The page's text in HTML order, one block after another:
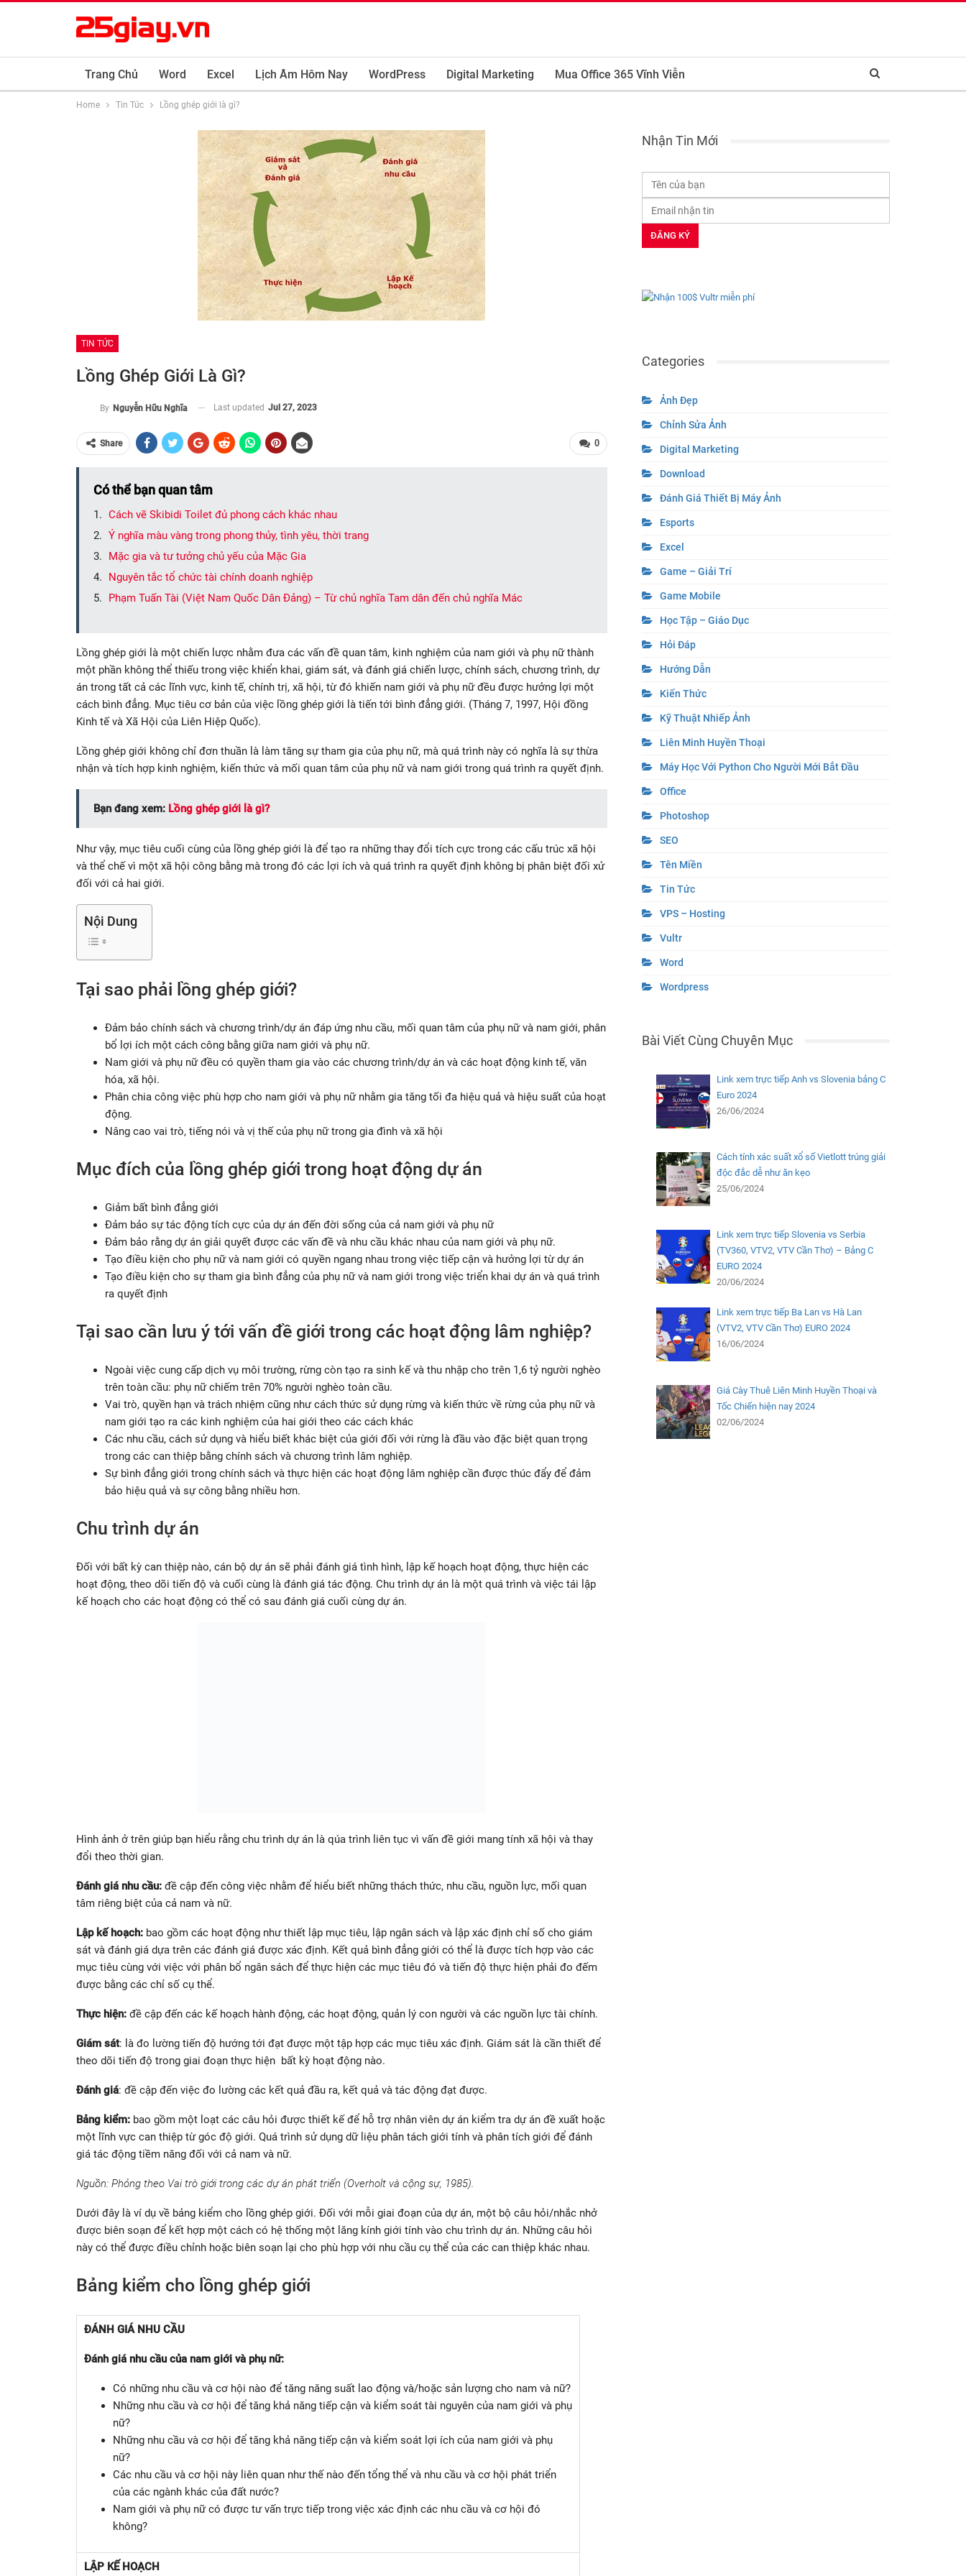
Trang Chủ Word Excel Lịch Âm Hôm Nay WordPress Digital Marketing Mua Office 365 Vĩnh Viễn
Home Tin Tức Lồng ghép giới là gì?
TIN TỨC
Lồng Ghép Giới Là Gì?
By Nguyễn Hữu Nghĩa Last updated Jul 27, 2023
0
Share
Có thể bạn quan tâm
Cách vẽ Skibidi Toilet đủ phong cách khác nhau
Ý nghĩa màu vàng trong phong thủy, tình yêu, thời trang
Mặc gia và tư tưởng chủ yếu của Mặc Gia
Nguyên tắc tổ chức tài chính doanh nghiệp
Phạm Tuấn Tài (Việt Nam Quốc Dân Đảng) – Từ chủ nghĩa Tam dân đến chủ nghĩa Mác
Lồng ghép giới là một chiến lược nhằm đưa các vấn đề quan tâm, kinh nghiệm của nam giới và phụ nữ thành
một phần không thể thiếu trong việc khiển khai, giám sát, và đánh giá chiến lược, chính sách, chương trình, dự
án trong tất cả các lĩnh vực, kinh tế, chính trị, xã hội, từ đó khiến nam giới và phụ nữ đều được hưởng lợi một
cách bình đẳng. Mục tiêu cơ bản của việc lồng ghép giới là tiến tới bình đẳng giới. (Tháng 7, 1997, Hội đồng
Kinh tế và Xã Hội của Liên Hiệp Quốc).
Lồng ghép giới không chỉ đơn thuần là làm tăng sự tham gia của phụ nữ, mà quá trình này có nghĩa là sự thừa
nhận và tích hợp kinh nghiệm, kiến thức và mối quan tâm của phụ nữ và nam giới trong quá trình ra quyết định.
Bạn đang xem: Lồng ghép giới là gì?
Như vậy, mục tiêu cuối cùng của lồng ghép giới là để tạo ra những thay đổi tích cực trong các cấu trúc xã hội
và thể chế vì một xã hội công bằng mà trong đó các lợi ích và quá trình ra quyết định không bị phân biệt đối xử
đối với cả hai giới.
Nội Dung
Tại sao phải lồng ghép giới?
Đảm bảo chính sách và chương trình/dự án đáp ứng nhu cầu, mối quan tâm của phụ nữ và nam giới, phân
bổ lợi ích một cách công bằng giữa nam giới và phụ nữ.
Nam giới và phụ nữ đều có quyền tham gia vào các chương trình/dự án và các hoạt động kinh tế, văn
hóa, xã hội.
Phân chia công việc phù hợp cho nam giới và phụ nữ nhằm gia tăng tối đa hiệu quả và hiệu suất của hoạt
động.
Nâng cao vai trò, tiếng nói và vị thế của phụ nữ trong gia đình và xã hội
Mục đích của lồng ghép giới trong hoạt động dự án
Giảm bất bình đẳng giới
Đảm bảo sự tác động tích cực của dự án đến đời sống của cả nam giới và phụ nữ
Đảm bảo rằng dự án giải quyết được các vấn đề và nhu cầu khác nhau của nam giới và phụ nữ.
Tạo điều kiện cho phụ nữ và nam giới có quyền ngang nhau trong việc tiếp cận và hưởng lợi từ dự án
Tạo điều kiện cho sự tham gia bình đẳng của phụ nữ và nam giới trong việc triển khai dự án và quá trình
ra quyết định
Tại sao cần lưu ý tới vấn đề giới trong các hoạt động lâm nghiệp?
Ngoài việc cung cấp dịch vụ môi trường, rừng còn tạo ra sinh kế và thu nhập cho trên 1,6 tỷ người nghèo
trên toàn cầu: phụ nữ chiếm trên 70% người nghèo toàn cầu.
Vai trò, quyền hạn và trách nhiệm cũng như cách thức sử dụng rừng và kiến thức về rừng của phụ nữ và
nam giới tạo ra các kinh nghiệm của hai giới theo các cách khác
Các nhu cầu, cách sử dụng và hiểu biết khác biệt của giới đối với rừng là đầu vào đặc biệt quan trọng
trong các can thiệp bằng chính sách và chương trình lâm nghiệp.
Sự bình đẳng giới trong chính sách và thực hiện các hoạt động lâm nghiệp cần được thúc đẩy để đảm
bảo hiệu quả và sự công bằng nhiều hơn.
Chu trình dự án
Đối với bất kỳ can thiệp nào, cán bộ dự án sẽ phải đánh giá tình hình, lập kế hoạch hoạt động, thực hiện các
hoạt động, theo dõi tiến độ và cuối cùng là đánh giá tác động. Chu trình dự án là một quá trình và việc tái lập
kế hoạch cho các hoạt động có thể có sau đánh giá cuối cùng dự án.
Hình ảnh ở trên giúp bạn hiểu rằng chu trình dự án là qúa trình liên tục vì vấn đề giới mang tính xã hội và thay
đổi theo thời gian.
Đánh giá nhu cầu: đề cập đến công việc nhằm để hiểu biết những thách thức, nhu cầu, nguồn lực, mối quan
tâm riêng biệt của cả nam và nữ.
Lập kế hoạch: bao gồm các hoạt động như thiết lập mục tiêu, lập ngân sách và lập xác định chỉ số cho giám
sát và đánh giá dựa trên các đánh giá được xác định. Kết quả bình đẳng giới có thể là được tích hợp vào các
mục tiêu cùng với việc với phân bổ ngân sách để thực hiện các mục tiêu đó và tiến độ thực hiện phải đo đếm
được bằng các chỉ số cụ thể.
Thực hiện: đề cập đến các kế hoạch hành động, các hoạt động, quản lý con người và các nguồn lực tài chính.
Giám sát: là đo lường tiến độ hướng tới đạt được một tập hợp các mục tiêu xác định. Giám sát là cần thiết để
theo dõi tiến độ trong giai đoạn thực hiện bất kỳ hoạt động nào.
Đánh giá: đề cập đến việc đo lường các kết quả đầu ra, kết quả và tác động đạt được.
Bảng kiểm: bao gồm một loạt các câu hỏi được thiết kế để hỗ trợ nhân viên dự án kiểm tra dự án đề xuất hoặc
một lĩnh vực can thiệp từ góc độ giới. Quá trình sử dụng dữ liệu phân tách giới tính và phân tích giới để đánh
giá tác động tiềm năng đối với cả nam và nữ.
Nguồn: Phỏng theo Vai trò giới trong các dự án phát triển (Overholt và cộng sự, 1985).
Dưới đây là ví dụ về bảng kiểm cho lồng ghép giới. Đối với mỗi giai đoạn của dự án, một bộ câu hỏi/nhắc nhở
được biên soạn để kết hợp một cách có hệ thống một lăng kính giới tính vào chu trình dự án. Những câu hỏi
này có thể được điều chỉnh hoặc biên soạn lại cho phù hợp với nhu cầu cụ thể của các can thiệp khác nhau.
Bảng kiểm cho lồng ghép giới
ĐÁNH GIÁ NHU CẦU
Đánh giá nhu cầu của nam giới và phụ nữ:
Có những nhu cầu và cơ hội nào để tăng năng suất lao động và/hoặc sản lượng cho nam và nữ?
Những nhu cầu và cơ hội để tăng khả năng tiếp cận và kiểm soát tài nguyên của nam giới và phụ
nữ?
Những nhu cầu và cơ hội để tăng khả năng tiếp cận và kiểm soát lợi ích của nam giới và phụ
nữ?
Các nhu cầu và cơ hội này liên quan như thế nào đến tổng thể và nhu cầu và cơ hội phát triển
của các ngành khác của đất nước?
Nam giới và phụ nữ có được tư vấn trực tiếp trong việc xác định các nhu cầu và cơ hội đó
không?
LẬP KẾ HOẠCH
Nhận Tin Mới
Categories
Ảnh Đẹp
Chỉnh Sửa Ảnh
Digital Marketing
Download
Đánh Giá Thiết Bị Máy Ảnh
Esports
Excel
Game – Giải Trí
Game Mobile
Học Tập – Giáo Dục
Hỏi Đáp
Hướng Dẫn
Kiến Thức
Kỹ Thuật Nhiếp Ảnh
Liên Minh Huyền Thoại
Máy Học Với Python Cho Người Mới Bắt Đầu
Office
Photoshop
SEO
Tên Miền
Tin Tức
VPS – Hosting
Vultr
Word
Wordpress
Bài Viết Cùng Chuyên Mục
Link xem trực tiếp Anh vs Slovenia bảng C
Euro 2024
26/06/2024
Cách tính xác suất xổ số Vietlott trúng giải
độc đắc dễ như ăn kẹo
25/06/2024
Link xem trực tiếp Slovenia vs Serbia
(TV360, VTV2, VTV Cần Thơ) – Bảng C
EURO 2024
20/06/2024
Link xem trực tiếp Ba Lan vs Hà Lan
(VTV2, VTV Cần Thơ) EURO 2024
16/06/2024
Giá Cày Thuê Liên Minh Huyền Thoại và
Tốc Chiến hiện nay 2024
02/06/2024